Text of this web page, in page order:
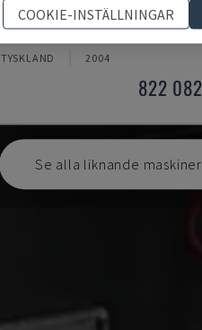
IRD 1600 CNC
IRLE - HORISONTELLT
TYSKLAND 2004
822
Se alla liknande maskiner
COOKIE-INSTÄLLNINGAR